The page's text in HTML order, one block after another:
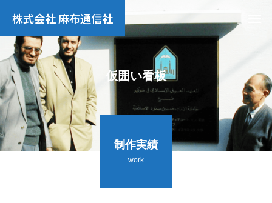
株式会社 麻布通信社
仮囲い看板
制作実績
work